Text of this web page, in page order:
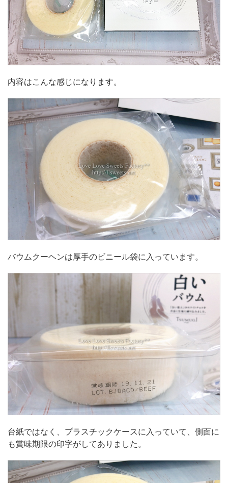
内容はこんな感じになります。
バウムクーヘンは厚手のビニール袋に入っています。
台紙ではなく、プラスチックケースに入っていて、側面に
も賞味期限の印字がしてありました。